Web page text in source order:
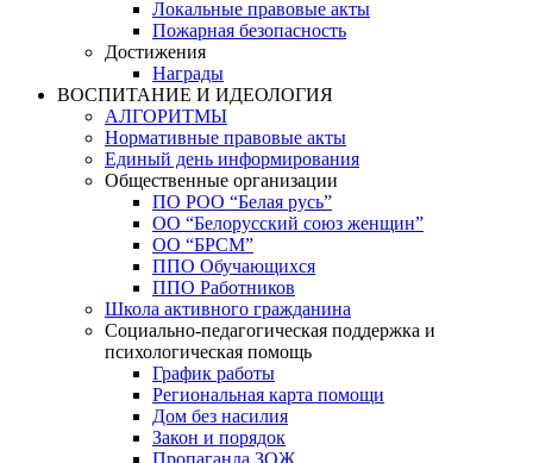
Локальные правовые акты
Пожарная безопасность
Достижения
Награды
ВОСПИТАНИЕ И ИДЕОЛОГИЯ
АЛГОРИТМЫ
Нормативные правовые акты
Единый день информирования
Общественные организации
ПО РОО “Белая русь”
ОО “Белорусский союз женщин”
ОО “БРСМ”
ППО Обучающихся
ППО Работников
Школа активного гражданина
Социально-педагогическая поддержка и
психологическая помощь
График работы
Региональная карта помощи
Дом без насилия
Закон и порядок
Пропаганда ЗОЖ